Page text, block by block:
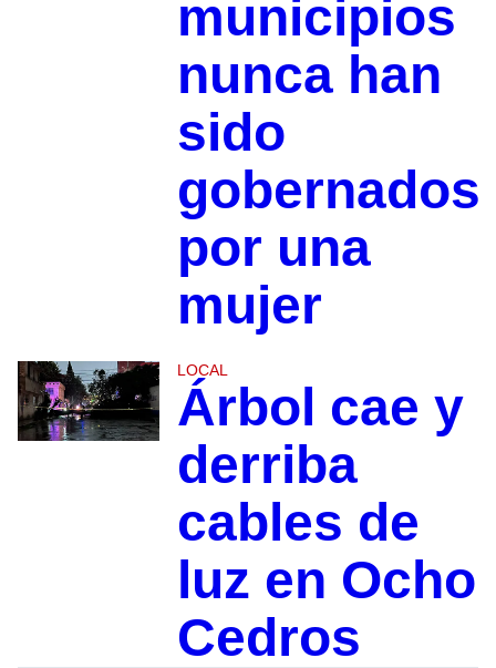
municipios
nunca han
sido
gobernados
por una
mujer
LOCAL
Árbol cae y
derriba
cables de
luz en Ocho
Cedros